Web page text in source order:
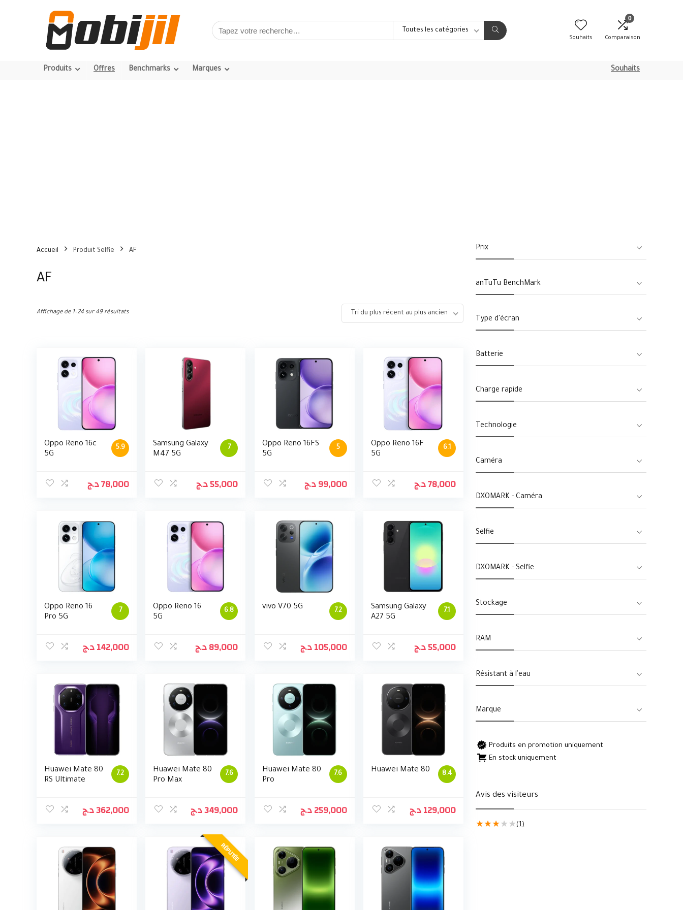
Toutes les catégories
Souhaits
0
Comparaison
Produits Offres Benchmarks Marques Souhaits
Accueil Produit Selfie AF
AF
Affichage de 1–24 sur 49 résultats Tri du plus récent au plus ancien
5.9
Oppo Reno 16c
5G
78,000د.ج
7
Samsung Galaxy
M47 5G
55,000د.ج
5
Oppo Reno 16FS
5G
99,000د.ج
6.1
Oppo Reno 16F
5G
78,000د.ج
7
Oppo Reno 16
Pro 5G
142,000د.ج
6.8
Oppo Reno 16
5G
89,000د.ج
7.2
vivo V70 5G
105,000د.ج
7.1
Samsung Galaxy
A27 5G
55,000د.ج
7.2
Huawei Mate 80
RS Ultimate
362,000د.ج
7.6
Huawei Mate 80
Pro Max
349,000د.ج
7.6
Huawei Mate 80
Pro
259,000د.ج
8.4
Huawei Mate 80
129,000د.ج
RÉPUTÉE
Prix
anTuTu BenchMark
Type d'écran
Batterie
Charge rapide
Technologie
Caméra
DXOMARK - Caméra
Selfie
DXOMARK - Selfie
Stockage
RAM
Résistant à l'eau
Marque
Produits en promotion uniquement
En stock uniquement
Avis des visiteurs
★★★★ ★ (1)